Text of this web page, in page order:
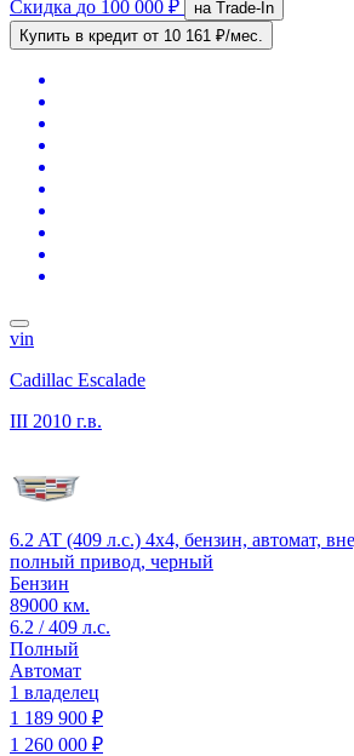
Скидка до 100 000 ₽
на Trade-In
Купить в кредит от 10 161 ₽/мес.
vin
Cadillac Escalade
III 2010 г.в.
6.2 AT (409 л.с.) 4x4, бензин, автомат,
полный привод, черный
Бензин
89000 км.
6.2 / 409 л.с.
Полный
Автомат
1 владелец
1 189 900 ₽
1 260 000 ₽